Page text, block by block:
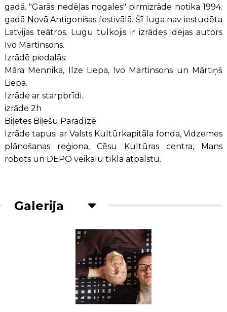
gadā. "Garās nedēļas nogales" pirmizrāde notika 1994.
gadā Novā Antigonišas festivālā. Šī luga nav iestudēta
Latvijas teātros. Lugu tulkojis ir izrādes idejas autors
Ivo Martinsons.
Izrādē piedalās:
Māra Mennika, Ilze Liepa, Ivo Martinsons un Mārtiņš
Liepa.
Izrāde ar starpbrīdi.
izrāde 2h
Biļetes Biļešu Paradīzē
Izrāde tapusi ar Valsts Kultūrkapitāla fonda, Vidzemes
plānošanas reģiona, Cēsu Kultūras centra, Mans
robots un DEPO veikalu tīkla atbalstu.
Galerija